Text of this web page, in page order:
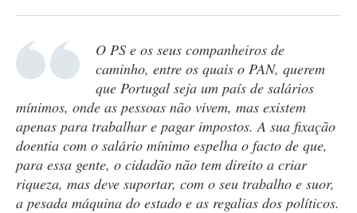
O PS e os seus companheiros de
caminho, entre os quais o PAN, querem
que Portugal seja um país de salários
mínimos, onde as pessoas não vivem, mas existem
apenas para trabalhar e pagar impostos. A sua fixação
doentia com o salário mínimo espelha o facto de que,
para essa gente, o cidadão não tem direito a criar
riqueza, mas deve suportar, com o seu trabalho e suor,
a pesada máquina do estado e as regalias dos políticos.